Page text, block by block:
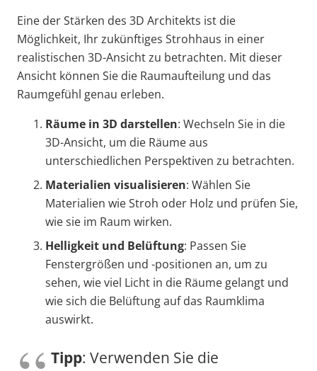
Eine der Stärken des 3D Architekts ist die
Möglichkeit, Ihr zukünftiges Strohhaus in einer
realistischen 3D-Ansicht zu betrachten. Mit dieser
Ansicht können Sie die Raumaufteilung und das
Raumgefühl genau erleben.
Räume in 3D darstellen: Wechseln Sie in die
3D-Ansicht, um die Räume aus
unterschiedlichen Perspektiven zu betrachten.
Materialien visualisieren: Wählen Sie
Materialien wie Stroh oder Holz und prüfen Sie,
wie sie im Raum wirken.
Helligkeit und Belüftung: Passen Sie
Fenstergrößen und -positionen an, um zu
sehen, wie viel Licht in die Räume gelangt und
wie sich die Belüftung auf das Raumklima
auswirkt.
Tipp: Verwenden Sie die